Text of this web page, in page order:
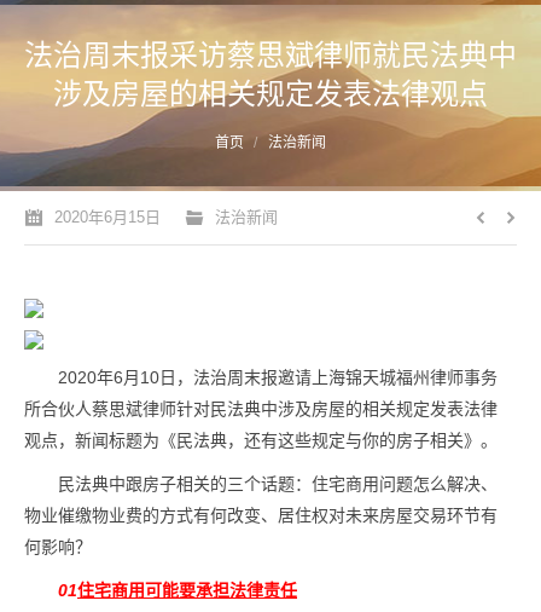
法治周末报采访蔡思斌律师就民法典中
涉及房屋的相关规定发表法律观点
您的位置： 首页 法治新闻
2020年6月15日 法治新闻
2020年6月10日，法治周末报邀请上海锦天城福州律师事务
所合伙人蔡思斌律师针对民法典中涉及房屋的相关规定发表法律
观点，新闻标题为《民法典，还有这些规定与你的房子相关》。
民法典中跟房子相关的三个话题：住宅商用问题怎么解决、
物业催缴物业费的方式有何改变、居住权对未来房屋交易环节有
何影响？
01住宅商用可能要承担法律责任